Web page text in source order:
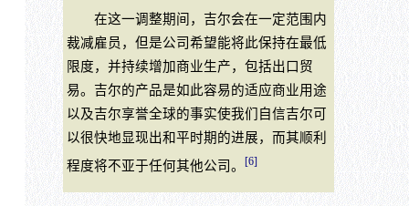
在这一调整期间，吉尔会在一定范围内
裁减雇员，但是公司希望能将此保持在最低
限度，并持续增加商业生产，包括出口贸
易。吉尔的产品是如此容易的适应商业用途
以及吉尔享誉全球的事实使我们自信吉尔可
以很快地显现出和平时期的进展，而其顺利
程度将不亚于任何其他公司。
[6]